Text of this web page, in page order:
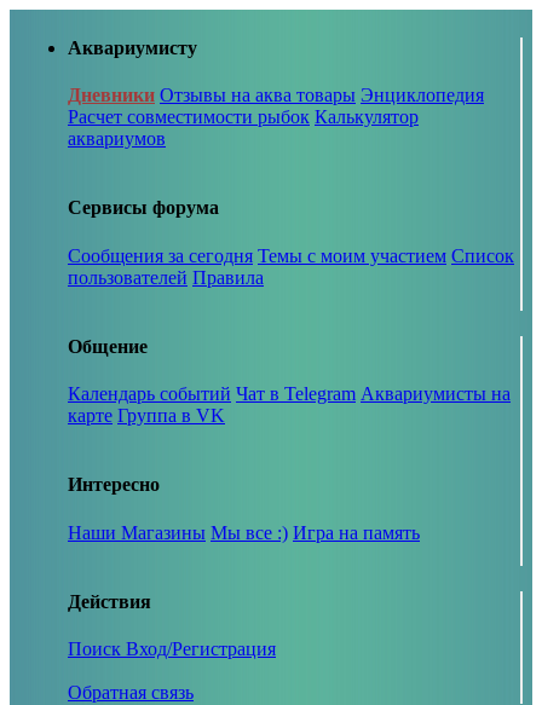
Аквариумисту
Дневники Отзывы на аква товары Энциклопедия
Расчет совместимости рыбок Калькулятор
аквариумов
Сервисы форума
Сообщения за сегодня Темы с моим участием Список
пользователей Правила
Общение
Календарь событий Чат в Telegram Аквариумисты на
карте Группа в VK
Интересно
Наши Магазины Мы все :) Игра на память
Действия
Поиск Вход/Регистрация
Обратная связь